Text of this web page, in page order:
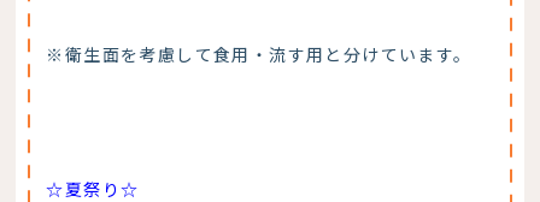
※衛生面を考慮して食用・流す用と分けています。
☆夏祭り☆